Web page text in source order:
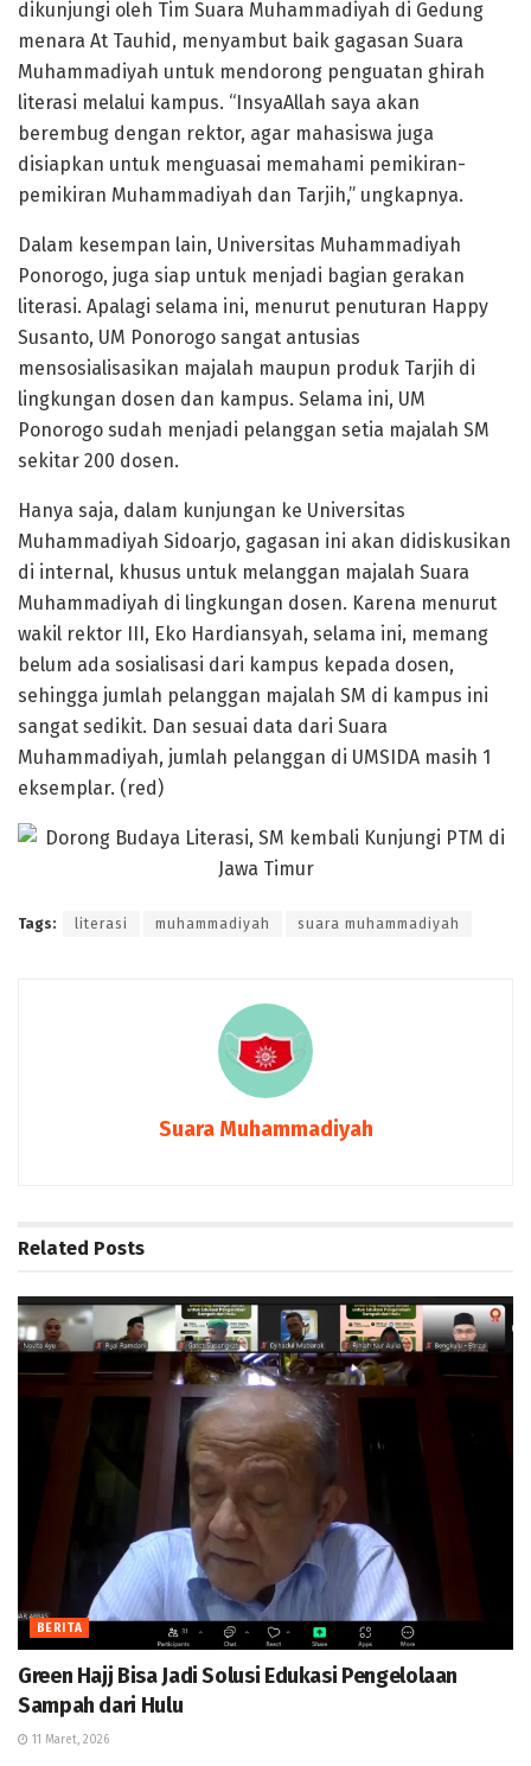
dikunjungi oleh Tim Suara Muhammadiyah di Gedung
menara At Tauhid, menyambut baik gagasan Suara
Muhammadiyah untuk mendorong penguatan ghirah
literasi melalui kampus. “InsyaAllah saya akan
berembug dengan rektor, agar mahasiswa juga
disiapkan untuk menguasai memahami pemikiran-
pemikiran Muhammadiyah dan Tarjih,” ungkapnya.
Dalam kesempan lain, Universitas Muhammadiyah
Ponorogo, juga siap untuk menjadi bagian gerakan
literasi. Apalagi selama ini, menurut penuturan Happy
Susanto, UM Ponorogo sangat antusias
mensosialisasikan majalah maupun produk Tarjih di
lingkungan dosen dan kampus. Selama ini, UM
Ponorogo sudah menjadi pelanggan setia majalah SM
sekitar 200 dosen.
Hanya saja, dalam kunjungan ke Universitas
Muhammadiyah Sidoarjo, gagasan ini akan didiskusikan
di internal, khusus untuk melanggan majalah Suara
Muhammadiyah di lingkungan dosen. Karena menurut
wakil rektor III, Eko Hardiansyah, selama ini, memang
belum ada sosialisasi dari kampus kepada dosen,
sehingga jumlah pelanggan majalah SM di kampus ini
sangat sedikit. Dan sesuai data dari Suara
Muhammadiyah, jumlah pelanggan di UMSIDA masih 1
eksemplar. (red)
Tags: literasi muhammadiyah suara muhammadiyah
Suara Muhammadiyah
Related Posts
BERITA
Green Hajj Bisa Jadi Solusi Edukasi Pengelolaan
Sampah dari Hulu
11 Maret, 2026